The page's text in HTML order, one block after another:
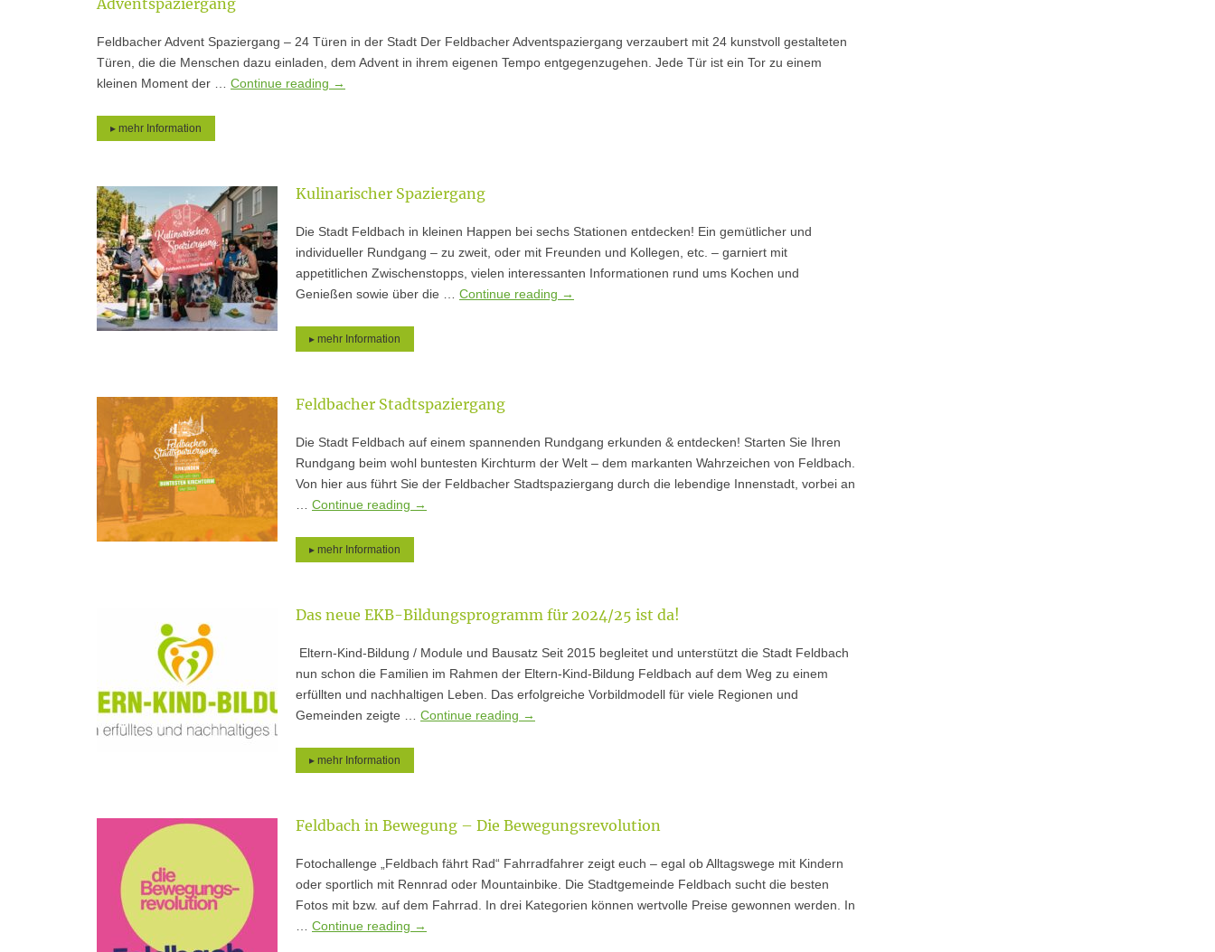
Adventspaziergang
Feldbacher Advent Spaziergang – 24 Türen in der Stadt Der Feldbacher Adventspaziergang verzaubert mit 24 kunstvoll gestalteten
Türen, die die Menschen dazu einladen, dem Advent in ihrem eigenen Tempo entgegenzugehen. Jede Tür ist ein Tor zu einem
kleinen Moment der … Continue reading →
▸ mehr Information
Kulinarischer Spaziergang
Die Stadt Feldbach in kleinen Happen bei sechs Stationen entdecken! Ein gemütlicher und
individueller Rundgang – zu zweit, oder mit Freunden und Kollegen, etc. – garniert mit
appetitlichen Zwischenstopps, vielen interessanten Informationen rund ums Kochen und
Genießen sowie über die … Continue reading →
▸ mehr Information
Feldbacher Stadtspaziergang
Die Stadt Feldbach auf einem spannenden Rundgang erkunden & entdecken! Starten Sie Ihren
Rundgang beim wohl buntesten Kirchturm der Welt – dem markanten Wahrzeichen von Feldbach.
Von hier aus führt Sie der Feldbacher Stadtspaziergang durch die lebendige Innenstadt, vorbei an
Continue reading →
▸ mehr Information
Das neue EKB-Bildungsprogramm für 2024/25 ist da!
Eltern-Kind-Bildung / Module und Bausatz Seit 2015 begleitet und unterstützt die Stadt Feldbach
nun schon die Familien im Rahmen der Eltern-Kind-Bildung Feldbach auf dem Weg zu einem
erfüllten und nachhaltigen Leben. Das erfolgreiche Vorbildmodell für viele Regionen und
Gemeinden zeigte … Continue reading →
▸ mehr Information
Feldbach in Bewegung – Die Bewegungsrevolution
Fotochallenge „Feldbach fährt Rad“ Fahrradfahrer zeigt euch – egal ob Alltagswege mit Kindern
oder sportlich mit Rennrad oder Mountainbike. Die Stadtgemeinde Feldbach sucht die besten
Fotos mit bzw. auf dem Fahrrad. In drei Kategorien können wertvolle Preise gewonnen werden. In
Continue reading →